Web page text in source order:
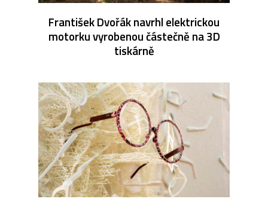
František Dvořák navrhl elektrickou
motorku vyrobenou částečně na 3D
tiskárně